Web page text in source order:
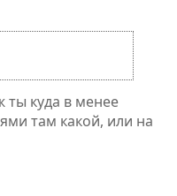
ты куда в менее
там какой, или на